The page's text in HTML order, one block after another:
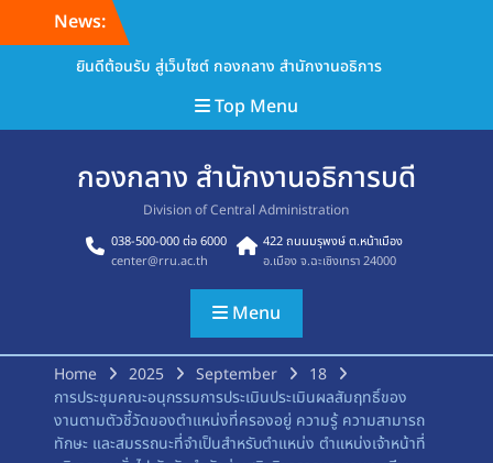
News:
ยินดีต้อนรับ สู่เว็บไซต์ กองกลาง สำนักงานอธิการ
Top Menu
กองกลาง สำนักงานอธิการบดี
Division of Central Administration
038-500-000 ต่อ 6000
center@rru.ac.th
422 ถนนมรุพงษ์ ต.หน้าเมือง
อ.เมือง จ.ฉะเชิงเทรา 24000
Menu
Home 2025 September
18
การประชุมคณะอนุกรรมการประเมินประเมินผลสัมฤทธิ์ของ
งานตามตัวชี้วัดของตำแหน่งที่ครองอยู่ ความรู้ ความสามารถ
ทักษะ และสมรรถนะที่จำเป็นสำหรับตำแหน่ง ตำแหน่งเจ้าหน้าที่